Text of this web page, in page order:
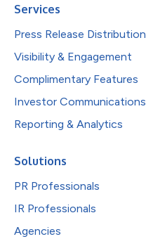
Services
Press Release Distribution
Visibility & Engagement
Complimentary Features
Investor Communications
Reporting & Analytics
Solutions
PR Professionals
IR Professionals
Agencies